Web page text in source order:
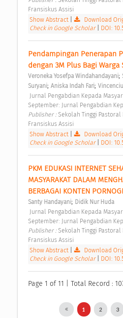
Fransiskus Assisi
Show Abstract| Download
Check in Google Scholar
DOI:
Pendampingan Penerapan
dengan 3M Plus Bagi Warga
Veroneka Yosefpa Windahandayani;
Suryani; Aniska Indah Fari;
September: Jurnal Pengabdian
Publisher : Sekolah Tinggi
Fransiskus Assisi
Show Abstract| Download
Check in Google Scholar
DOI:
PKM EDUKASI INTERNET
MASYARAKAT DALAM
BERBAGAI KONTEN
Santy Handayani; Didik Nur Huda
September: Jurnal Pengabdian
Publisher : Sekolah Tinggi
Fransiskus Assisi
Show Abstract| Download
Check in Google Scholar
DOI:
Page 1 of 11 | Total Record :
1 2 3